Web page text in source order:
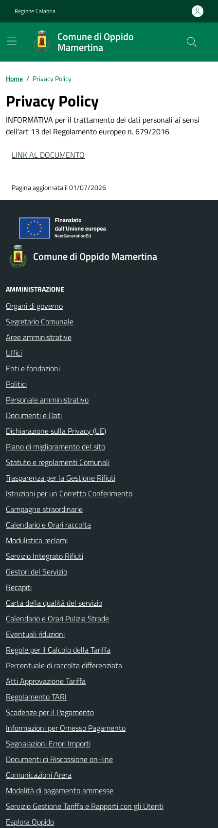
Regione Calabria
Comune di Oppido
Mamertina
Home / Privacy Policy
Privacy Policy
INFORMATIVA per il trattamento dei dati personali ai sensi
dell’art 13 del Regolamento europeo n. 679/2016
LINK AL DOCUMENTO
Pagina aggiornata il 01/07/2026
Comune di Oppido Mamertina
AMMINISTRAZIONE
Organi di governo
Segretario Comunale
Aree amministrative
Uffici
Enti e fondazioni
Politici
Personale amministrativo
Documenti e Dati
Dichiarazione sulla Privacy (UE)
Piano di miglioramento del sito
Statuto e regolamenti Comunali
Trasparenza per la Gestione Rifiuti
Istruzioni per un Corretto Conferimento
Campagne straordinarie
Calendario e Orari raccolta
Modulistica reclami
Servizio Integrato Rifiuti
Gestori del Servizio
Recapiti
Carta della qualità del servizio
Calendario e Orari Pulizia Strade
Eventuali riduzioni
Regole per il Calcolo della Tariffa
Percentuale di raccolta differenziata
Atti Approvazione Tariffa
Regolamento TARI
Scadenze per il Pagamento
Informazioni per Omesso Pagamento
Segnalazioni Errori Importi
Documenti di Riscossione on-line
Comunicazioni Arera
Modalità di pagamento ammesse
Servizio Gestione Tariffa e Rapporti con gli Utenti
Esplora Oppido